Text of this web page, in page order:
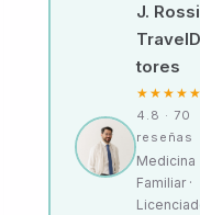
J.
tores
★★★★★
4.8 · 70
reseñas
Medicina
Familiar ·